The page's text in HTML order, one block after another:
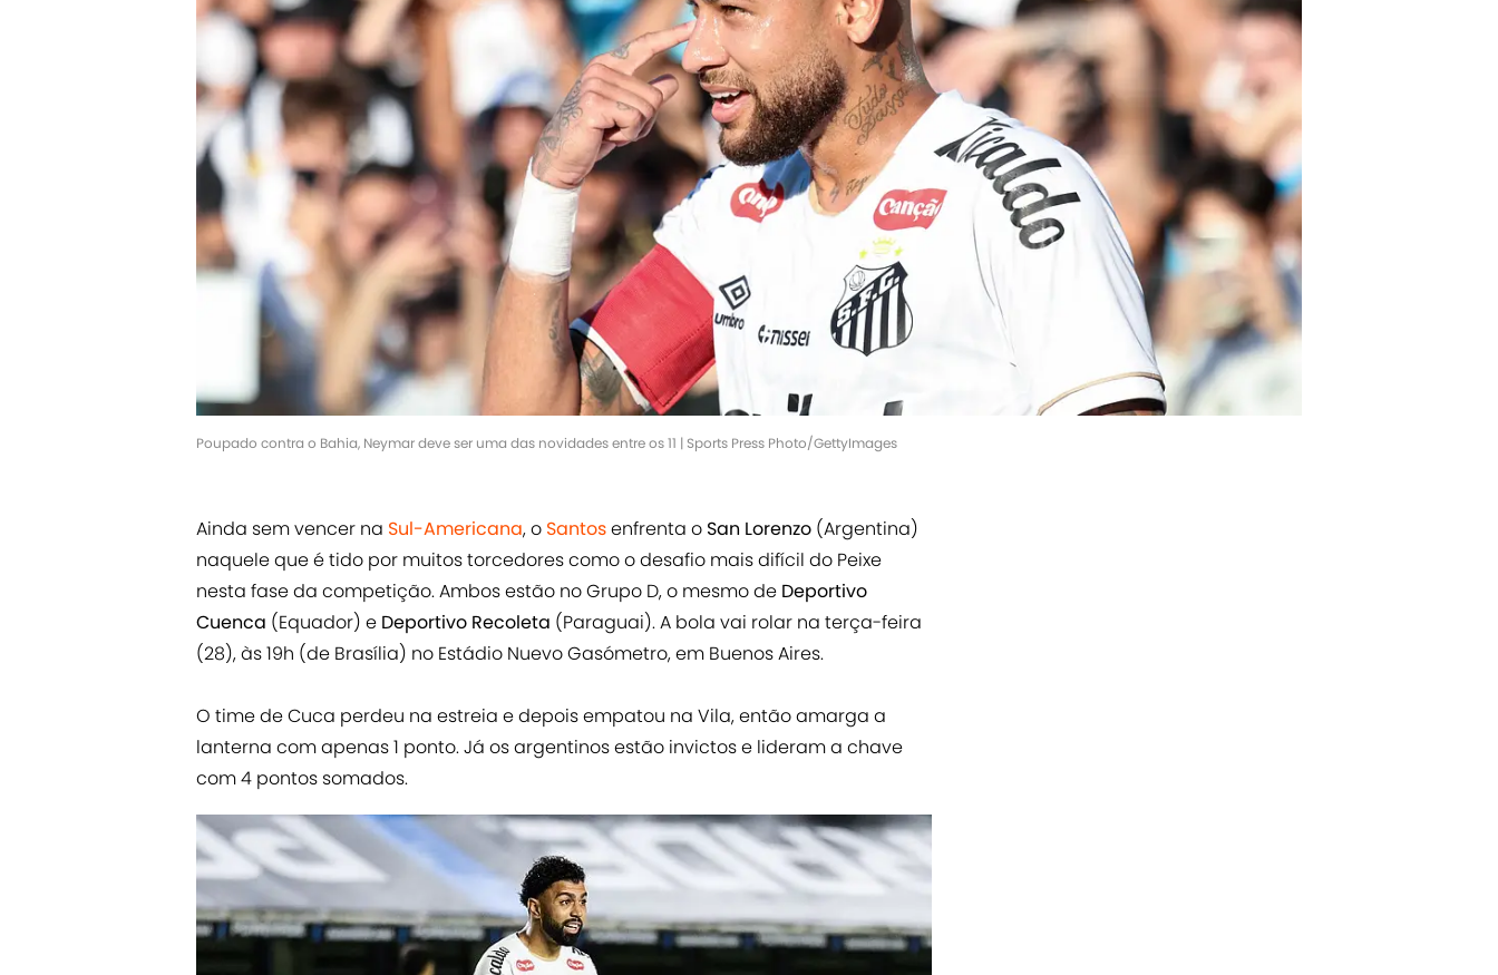
Poupado contra o Bahia, Neymar deve ser uma das novidades entre os 11 | Sports Press Photo/GettyImages
Ainda sem vencer na Sul-Americana, o Santosenfrenta o San Lorenzo (Argentina)
naquele que é tido por muitos torcedores como o desafio mais difícil do Peixe
nesta fase da competição. Ambos estão no Grupo D, o mesmo de Deportivo
Cuenca (Equador) e Deportivo Recoleta (Paraguai). A bola vai rolar na terça-feira
(28), às 19h (de Brasília) no Estádio Nuevo Gasómetro, em Buenos Aires.
O time de Cuca perdeu na estreia e depois empatou na Vila, então amarga a
lanterna com apenas 1 ponto. Já os argentinos estão invictos e lideram a chave
com 4 pontos somados.